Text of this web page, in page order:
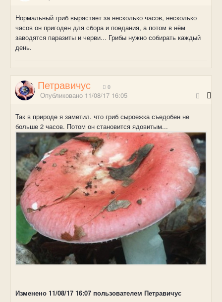
Нормальный гриб вырастает за несколько часов, несколько
часов он пригоден для сбора и поедания, а потом в нём
заводятся паразиты и черви... Грибы нужно собирать каждый
день.
Петравичус 0
Опубликовано 11/08/17 16:05
Так в природе я заметил. что гриб сыроежка съедобен не
больше 2 часов. Потом он становится ядовитым...
Изменено 11/08/17 16:07 пользователем Петравичус